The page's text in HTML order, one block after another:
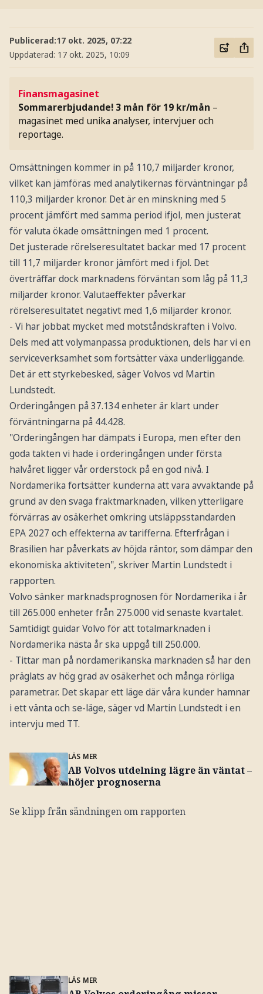
Publicerad:17 okt. 2025, 07:22
Uppdaterad: 17 okt. 2025, 10:09
Finansmagasinet
Sommarerbjudande! 3 mån för 19 kr/mån –
magasinet med unika analyser, intervjuer och
reportage.
Omsättningen kommer in på 110,7 miljarder kronor,
vilket kan jämföras med analytikernas förväntningar på
110,3 miljarder kronor. Det är en minskning med 5
procent jämfört med samma period ifjol, men justerat
för valuta ökade omsättningen med 1 procent.
Det justerade rörelseresultatet backar med 17 procent
till 11,7 miljarder kronor jämfört med i fjol. Det
överträffar dock marknadens förväntan som låg på 11,3
miljarder kronor. Valutaeffekter påverkar
rörelseresultatet negativt med 1,6 miljarder kronor.
- Vi har jobbat mycket med motståndskraften i Volvo.
Dels med att volymanpassa produktionen, dels har vi en
serviceverksamhet som fortsätter växa underliggande.
Det är ett styrkebesked, säger Volvos vd Martin
Lundstedt.
Orderingången på 37.134 enheter är klart under
förväntningarna på 44.428.
"Orderingången har dämpats i Europa, men efter den
goda takten vi hade i orderingången under första
halvåret ligger vår orderstock på en god nivå. I
Nordamerika fortsätter kunderna att vara avvaktande på
grund av den svaga fraktmarknaden, vilken ytterligare
förvärras av osäkerhet omkring utsläppsstandarden
EPA 2027 och effekterna av tarifferna. Efterfrågan i
Brasilien har påverkats av höjda räntor, som dämpar den
ekonomiska aktiviteten", skriver Martin Lundstedt i
rapporten.
Volvo sänker marknadsprognosen för Nordamerika i år
till 265.000 enheter från 275.000 vid senaste kvartalet.
Samtidigt guidar Volvo för att totalmarknaden i
Nordamerika nästa år ska uppgå till 250.000.
- Tittar man på nordamerikanska marknaden så har den
präglats av hög grad av osäkerhet och många rörliga
parametrar. Det skapar ett läge där våra kunder hamnar
i ett vänta och se-läge, säger vd Martin Lundstedt i en
intervju med TT.
LÄS MER
AB Volvos utdelning lägre än väntat –
höjer prognoserna
Se klipp från sändningen om rapporten
LÄS MER